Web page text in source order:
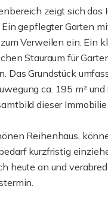
zeigt sich das
gepflegter Garten
Verweilen ein. Ein
Stauraum für
Das Grundstück
ca. 195 m²
dieser Immobilie
Reihenhaus,
kurzfristig
heute an und